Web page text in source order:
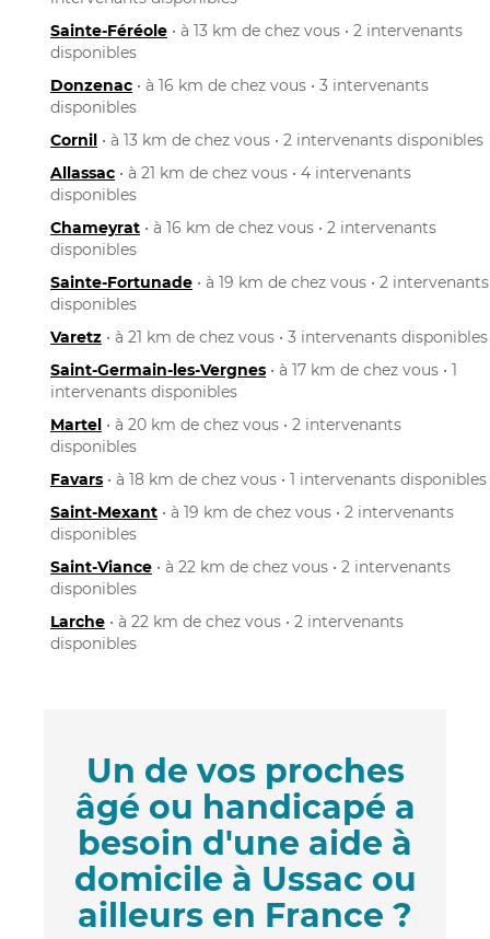
Sainte-Féréole • à 13 km de chez vous • 2 intervenants
disponibles
Donzenac • à 16 km de chez vous • 3 intervenants
disponibles
Cornil • à 13 km de chez vous • 2 intervenants disponibles
Allassac • à 21 km de chez vous • 4 intervenants
disponibles
Chameyrat • à 16 km de chez vous • 2 intervenants
disponibles
Sainte-Fortunade • à 19 km de chez vous • 2 intervenants
disponibles
Varetz • à 21 km de chez vous • 3 intervenants disponibles
Saint-Germain-les-Vergnes • à 17 km de chez vous • 1
intervenants disponibles
Martel • à 20 km de chez vous • 2 intervenants
disponibles
Favars • à 18 km de chez vous • 1 intervenants disponibles
Saint-Mexant • à 19 km de chez vous • 2 intervenants
disponibles
Saint-Viance • à 22 km de chez vous • 2 intervenants
disponibles
Larche • à 22 km de chez vous • 2 intervenants
disponibles
Un de vos proches
âgé ou handicapé a
besoin d'une aide à
domicile à Ussac ou
ailleurs en France ?